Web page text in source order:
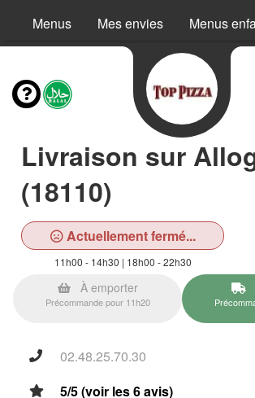
Menus Mes envies Menus
Livraison sur
(18110)
Actuellement fermé...
11h00 - 14h30 | 18h00 - 22h30
À emporter
Précommande pour 11h20
02.48.25.70.30
5/5 (voir les 6 avis)